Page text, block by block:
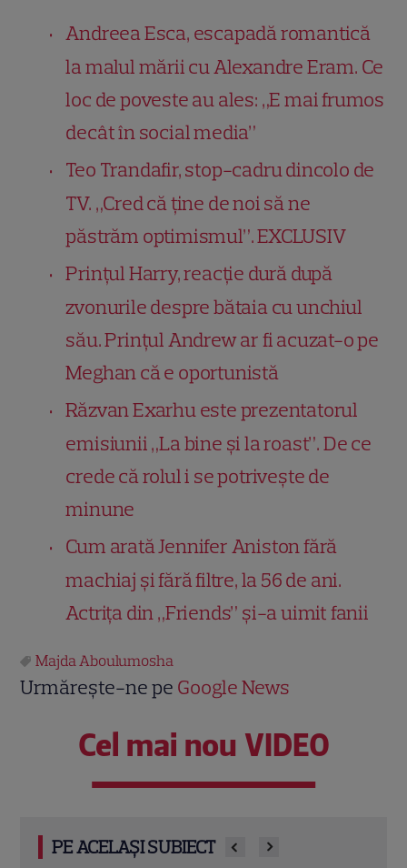
Andreea Esca, escapadă romantică
la malul mării cu Alexandre Eram. Ce
loc de poveste au ales: „E mai frumos
decât în social media”
Teo Trandafir, stop-cadru dincolo de
TV. „Cred că ține de noi să ne
păstrăm optimismul”. EXCLUSIV
Prințul Harry, reacție dură după
zvonurile despre bătaia cu unchiul
său. Prințul Andrew ar fi acuzat-o pe
Meghan că e oportunistă
Răzvan Exarhu este prezentatorul
emisiunii „La bine și la roast”. De ce
crede că rolul i se potrivește de
minune
Cum arată Jennifer Aniston fără
machiaj și fără filtre, la 56 de ani.
Actrița din „Friends” și-a uimit fanii
Majda Aboulumosha
Urmărește-ne pe Google News
Cel mai nou VIDEO
PE ACELAȘI SUBIECT